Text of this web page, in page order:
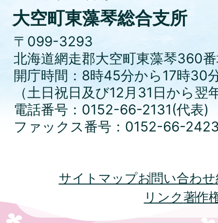
大空町東藻琴総合支所
〒099-3293
北海道網走郡大空町東藻琴360
開庁時間：8時45分から17時30
（土日祝日及び12月31日から
電話番号：0152-66-2131(代表)
ファックス番号：0152-66-
サイトマップお問い合わせ
リンク著作